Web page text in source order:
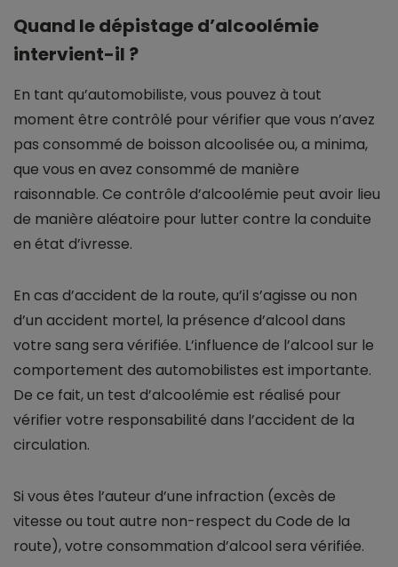
Quand le dépistage d’alcoolémie
intervient-il ?
En tant qu’automobiliste, vous pouvez à tout
moment être contrôlé pour vérifier que vous n’avez
pas consommé de boisson alcoolisée ou, a minima,
que vous en avez consommé de manière
raisonnable. Ce contrôle d’alcoolémie peut avoir lieu
de manière aléatoire pour lutter contre la conduite
en état d’ivresse.
En cas d’accident de la route, qu’il s’agisse ou non
d’un accident mortel, la présence d’alcool dans
votre sang sera vérifiée. L’influence de l’alcool sur le
comportement des automobilistes est importante.
De ce fait, un test d’alcoolémie est réalisé pour
vérifier votre responsabilité dans l’accident de la
circulation.
Si vous êtes l’auteur d’une infraction (excès de
vitesse ou tout autre non-respect du Code de la
route), votre consommation d’alcool sera vérifiée.